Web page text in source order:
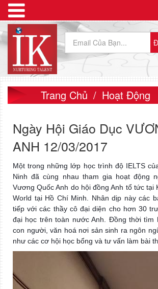
Trang Chủ Hoạt Động
Ngày Hội Giáo Dục
ANH 12/03/2017
Một trong những lớp học trình độ IELTS
Ninh đã cùng nhau tham gia hoạt động
Vương Quốc Anh do hội đồng Anh tổ tức tại
World tại Hồ Chí Minh. Nhân dịp này các
tiếp với các thầy cô đại diện cho hơn 30
đại học trên toàn nước Anh. Đồng thời tìm
con người, văn hoá nơi sản sinh ra ngôn
như các cơ hội học bổng và tư vấn làm bài